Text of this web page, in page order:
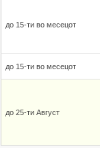
до 15-ти во месецот
до 15-ти во месецот
до 25-ти Август